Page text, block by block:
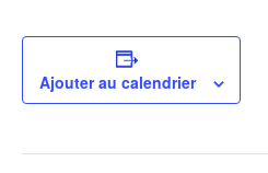
Ajouter au calendrier